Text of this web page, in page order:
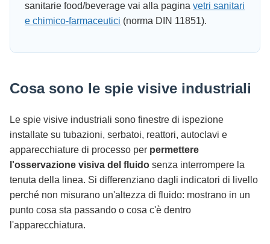
sanitarie food/beverage vai alla pagina vetri sanitari
e chimico-farmaceutici (norma DIN 11851).
Cosa sono le spie visive industriali
Le spie visive industriali sono finestre di ispezione
installate su tubazioni, serbatoi, reattori, autoclavi e
apparecchiature di processo per permettere
l'osservazione visiva del fluido senza interrompere la
tenuta della linea. Si differenziano dagli indicatori di livello
perché non misurano un'altezza di fluido: mostrano in un
punto cosa sta passando o cosa c'è dentro
l'apparecchiatura.